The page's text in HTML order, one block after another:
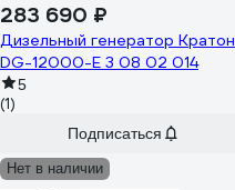
283 690 ₽
Дизельный генератор Кратон
DG-12000-E 3 08 02 014
5
(1)
Подписаться
Нет в наличии